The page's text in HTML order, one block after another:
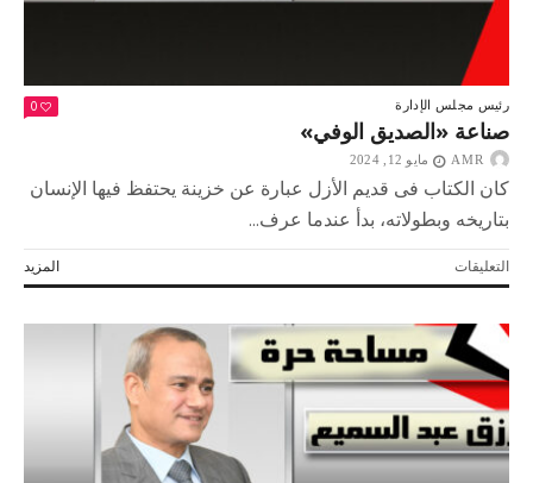
رئيس مجلس الإدارة 0
صناعة «الصديق الوفي»
AMR مايو 12, 2024
كان الكتاب فى قديم الأزل عبارة عن خزينة يحتفظ فيها الإنسان
بتاريخه وبطولاته، بدأ عندما عرف...
المزيد التعليقاتعلى
صناعة
الوفي»
مغلقة